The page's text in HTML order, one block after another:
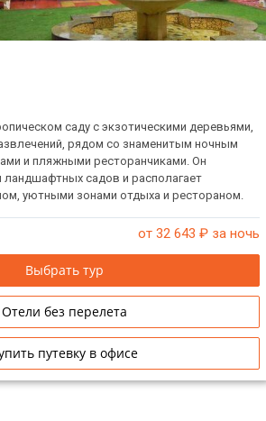
саду с экзотическими деревьями,
рядом со знаменитым ночным
и пляжными ресторанчиками. Он
ландшафтных садов и располагает
уютными зонами отдыха и рестораном.
от 32 643 ₽ за ночь
Выбрать тур
Отели без перелета
путевку в офисе